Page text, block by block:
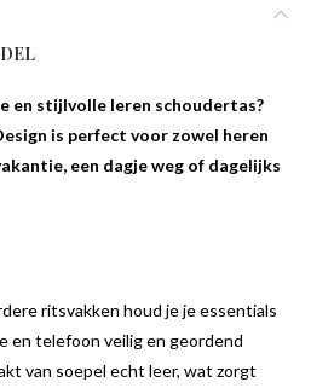
en stijlvolle leren schoudertas?
is perfect voor zowel heren
een dagje weg of dagelijks
ritsvakken houd je je essentials
en telefoon veilig en geordend
van soepel echt leer, wat zorgt